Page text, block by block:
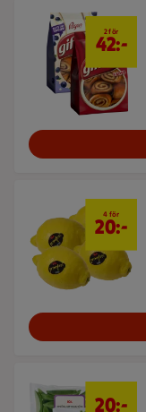
2 för 42 kr
2 för
42:-
4 för 20 kr
4 för
20:-
20 kr/st
20:-